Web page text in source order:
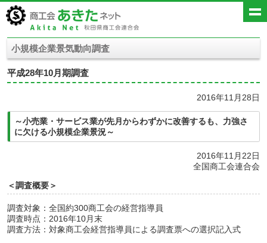
小規模企業景気動向調査
平成28年10月期調査
2016年11月28日
～小売業・サービス業が先月からわずかに改善するも、力強さ
に欠ける小規模企業景況～
2016年11月22日
全国商工会連合会
＜調査概要＞
調査対象：全国約300商工会の経営指導員
調査時点：2016年10月末
調査方法：対象商工会経営指導員による調査票への選択記入式